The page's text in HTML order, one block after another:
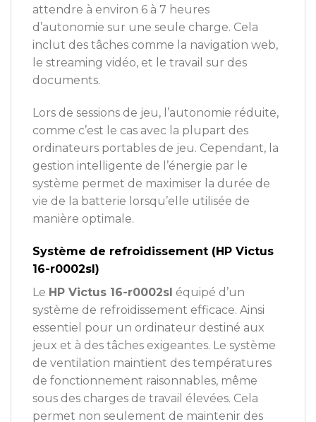
attendre à environ 6 à 7 heures
d’autonomie sur une seule charge. Cela
inclut des tâches comme la navigation web,
le streaming vidéo, et le travail sur des
documents.
Lors de sessions de jeu, l’autonomie réduite,
comme c’est le cas avec la plupart des
ordinateurs portables de jeu. Cependant, la
gestion intelligente de l’énergie par le
système permet de maximiser la durée de
vie de la batterie lorsqu’elle utilisée de
manière optimale.
Système de refroidissement (HP Victus
16-r0002sl)
Le HP Victus 16-r0002sl équipé d’un
système de refroidissement efficace. Ainsi
essentiel pour un ordinateur destiné aux
jeux et à des tâches exigeantes. Le système
de ventilation maintient des températures
de fonctionnement raisonnables, même
sous des charges de travail élevées. Cela
permet non seulement de maintenir des